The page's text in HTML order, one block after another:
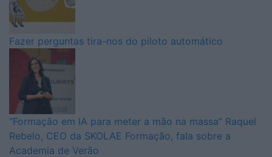
Fazer perguntas tira-nos do piloto automático
“Formação em IA para meter a mão na massa” Raquel
Rebelo, CEO da SKOLAE Formação, fala sobre a
Academia de Verão